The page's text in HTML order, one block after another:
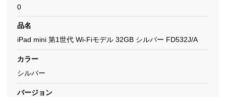
0
品名
iPad mini 第1世代 Wi-Fiモデル 32GB シルバー FD532J/A
カラー
シルバー
バージョン